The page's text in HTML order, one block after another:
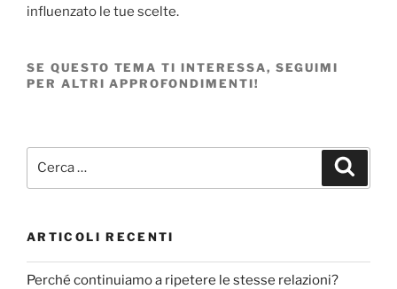
influenzato le tue scelte.
SE QUESTO TEMA TI INTERESSA, SEGUIMI
PER ALTRI APPROFONDIMENTI!
ARTICOLI RECENTI
Perché continuiamo a ripetere le stesse relazioni?